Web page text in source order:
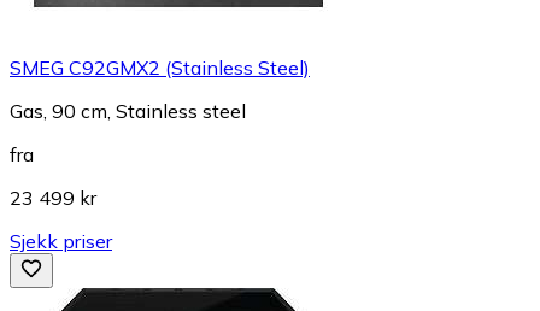
SMEG C92GMX2 (Stainless Steel)
Gas, 90 cm, Stainless steel
fra
23 499 kr
Sjekk priser